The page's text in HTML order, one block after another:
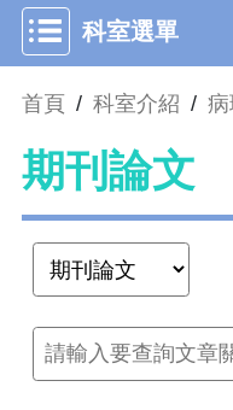
科室選單
首頁 / 科室介紹 /
期刊論文